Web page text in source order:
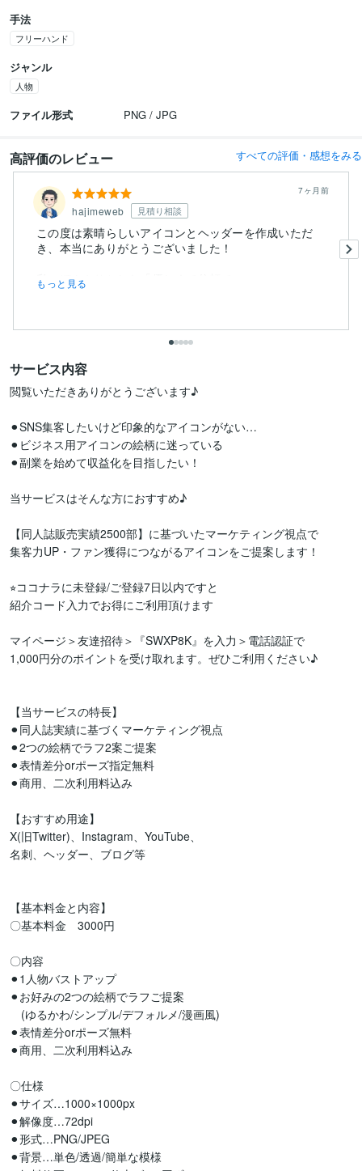
手法
フリーハンド
ジャンル
人物
ファイル形式 PNG / JPG
高評価のレビュー すべての評価・感想をみる
hajimeweb 見積り相談
7ヶ月前
この度は素晴らしいアイコンとヘッダーを作成いただ
き、本当にありがとうございました！
私のぼんやりとした「優しくて信頼で...
もっと見る
サービス内容
閲覧いただきありがとうございます♪
⚫︎SNS集客したいけど印象的なアイコンがない…
⚫︎ビジネス用アイコンの絵柄に迷っている
⚫︎副業を始めて収益化を目指したい！
当サービスはそんな方におすすめ♪
【同人誌販売実績2500部】に基づいたマーケティング視点で
集客力UP・ファン獲得につながるアイコンをご提案します！
⭐︎ココナラに未登録/ご登録7日以内ですと
紹介コード入力でお得にご利用頂けます
マイページ＞友達招待＞『SWXP8K』を入力＞電話認証で
1,000円分のポイントを受け取れます。ぜひご利用ください♪
【当サービスの特長】
⚫︎同人誌実績に基づくマーケティング視点
⚫︎2つの絵柄でラフ2案ご提案
⚫︎表情差分orポーズ指定無料
⚫︎商用、二次利用料込み
【おすすめ用途】
X(旧Twitter)、Instagram、YouTube、
名刺、ヘッダー、ブログ等
【基本料金と内容】
〇基本料金　3000円
〇内容
⚫︎1人物バストアップ
⚫︎お好みの2つの絵柄でラフご提案
(ゆるかわ/シンプル/デフォルメ/漫画風)
⚫︎表情差分orポーズ無料
⚫︎商用、二次利用料込み
〇仕様
⚫︎サイズ…1000×1000px
⚫︎解像度…72dpi
⚫︎形式…PNG/JPEG
⚫︎背景…単色/透過/簡単な模様